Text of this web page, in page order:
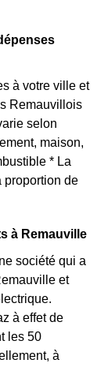
à votre ville et
Remauvillois
selon
maison,
* La
proportion de
à Remauville
société qui a
et
à effet de
les 50
à